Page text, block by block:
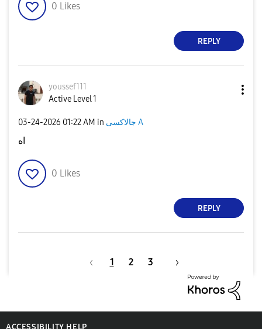
0 Likes
REPLY
youssef111
Active Level 1
‎03-24-2026 01:22 AM in جالاكسى A
اه
0 Likes
REPLY
1 2 3
ACCESSIBILITY HELP